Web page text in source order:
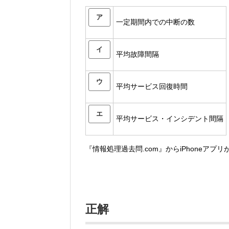
ア
一定期間内での中断の数
イ
平均故障間隔
ウ
平均サービス回復時間
エ
平均サービス・インシデント間隔
『情報処理過去問.com』からiPhoneアプリ
正解